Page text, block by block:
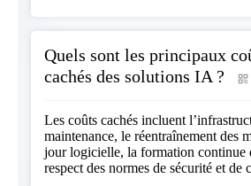
Quels sont les principaux
cachés des solutions IA ?
Les coûts cachés incluent
maintenance, le réentraînement des
jour logicielle, la formation continue
respect des normes de sécurité et de